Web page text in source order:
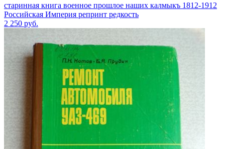
старинная книга военное прошлое наших калмыкъ 1812-1912
Российская Империя репринт редкость
2 250 руб.